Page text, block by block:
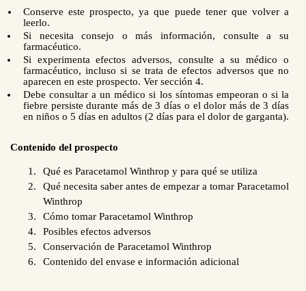
Conserve este prospecto, ya que puede tener que volver a
leerlo.
Si necesita consejo o más información, consulte a su
farmacéutico.
Si experimenta efectos adversos, consulte a su médico o
farmacéutico, incluso si se trata de efectos adversos que no
aparecen en este prospecto. Ver sección 4.
Debe consultar a un médico si los síntomas empeoran o si la
fiebre persiste durante más de 3 días o el dolor más de 3 días
en niños o 5 días en adultos (2 días para el dolor de garganta).
Contenido del prospecto
Qué es Paracetamol Winthrop y para qué se utiliza
Qué necesita saber antes de empezar a tomar Paracetamol
Winthrop
Cómo tomar Paracetamol Winthrop
Posibles efectos adversos
Conservación de Paracetamol Winthrop
Contenido del envase e información adicional